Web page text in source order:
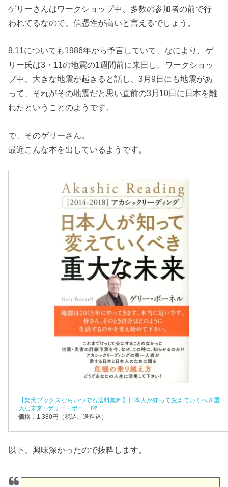
ゲリーさんはワークショップ中、多数の参加者の前で行
われてるなので、信憑性が高いと言えるでしょう。
9.11についても1986年から予言していて、なにより、ゲ
リー氏は3・11の地震の1週間前に来日し、ワークショッ
プ中、大きな地震が起きると話し、3月9日にも地震があ
って、それがその地震だと思い直前の3月10日に日本を離
れたということのようです。
で、そのゲリーさん。
最近こんな本を出しているようです。
【楽天ブックスならいつでも送料無料】日本人が知って変えていくべき重
大な未来 [ ゲリー・ボー…
価格：1,380円（税込、送料込）
以下、興味深かったので抜粋します。